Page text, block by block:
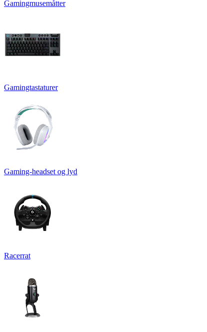
Gamingmusemåtter
Gamingtastaturer
Gaming-headset og lyd
Racerrat